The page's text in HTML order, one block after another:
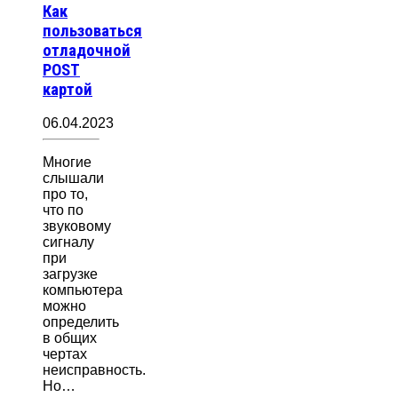
Как
пользоваться
отладочной
POST
картой
06.04.2023
Многие
слышали
про то,
что по
звуковому
сигналу
при
загрузке
компьютера
можно
определить
в общих
чертах
неисправность.
Но…